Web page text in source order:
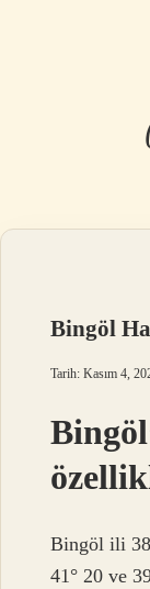
Bingöl
Tarih: Kasım 4,
Bingöl ili
41° 20 ve